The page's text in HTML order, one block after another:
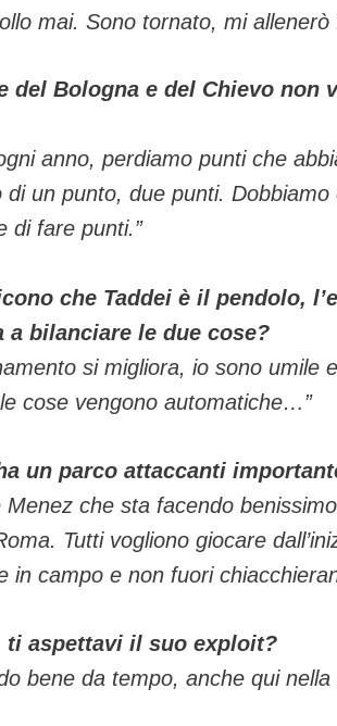
mai. Sono tornato, mi
del Bologna e del Chievo non
anno, perdiamo punti che
di un punto, due punti.
di fare punti.”
che Taddei è il pendolo,
a bilanciare le due cose?
si migliora, io sono
cose vengono automatiche…”
un parco attaccanti
Menez che sta facendo
Tutti vogliono giocare
in campo e non fuori
ti aspettavi il suo exploit?
bene da tempo, anche qui